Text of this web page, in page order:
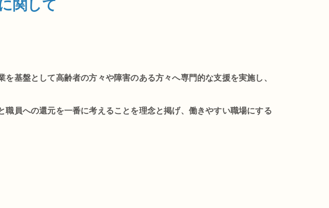
関して
基盤として高齢者の方々や障害のある方々へ専門的な支援を実施し、
員への還元を一番に考えることを理念と掲げ、働きやすい職場にする